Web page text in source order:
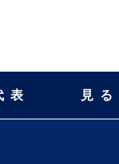
表 見る